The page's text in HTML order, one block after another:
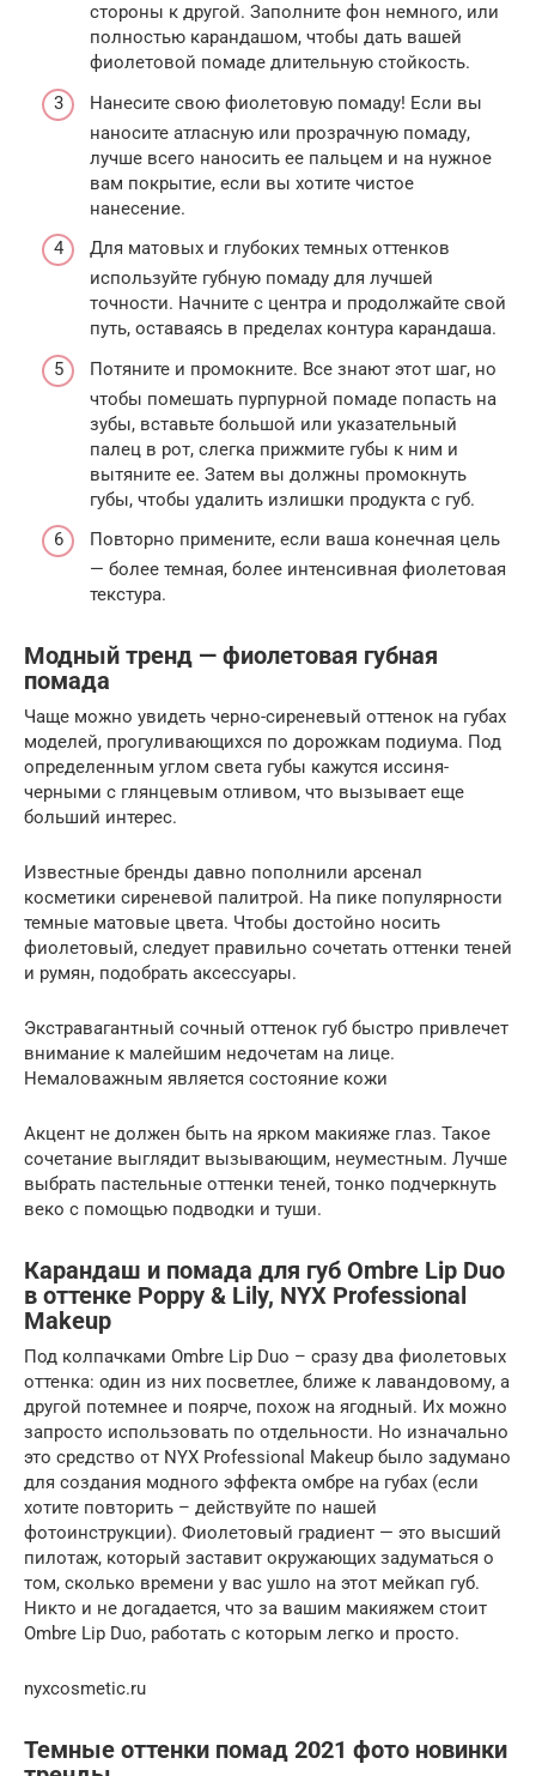
стороны к другой. Заполните фон немного, или
полностью карандашом, чтобы дать вашей
фиолетовой помаде длительную стойкость.
Нанесите свою фиолетовую помаду! Если вы
наносите атласную или прозрачную помаду,
лучше всего наносить ее пальцем и на нужное
вам покрытие, если вы хотите чистое
нанесение.
Для матовых и глубоких темных оттенков
используйте губную помаду для лучшей
точности. Начните с центра и продолжайте свой
путь, оставаясь в пределах контура карандаша.
Потяните и промокните. Все знают этот шаг, но
чтобы помешать пурпурной помаде попасть на
зубы, вставьте большой или указательный
палец в рот, слегка прижмите губы к ним и
вытяните ее. Затем вы должны промокнуть
губы, чтобы удалить излишки продукта с губ.
Повторно примените, если ваша конечная цель
— более темная, более интенсивная фиолетовая
текстура.
Модный тренд — фиолетовая губная
помада
Чаще можно увидеть черно-сиреневый оттенок на губах
моделей, прогуливающихся по дорожкам подиума. Под
определенным углом света губы кажутся иссиня-
черными с глянцевым отливом, что вызывает еще
больший интерес.
Известные бренды давно пополнили арсенал
косметики сиреневой палитрой. На пике популярности
темные матовые цвета. Чтобы достойно носить
фиолетовый, следует правильно сочетать оттенки теней
и румян, подобрать аксессуары.
Экстравагантный сочный оттенок губ быстро привлечет
внимание к малейшим недочетам на лице.
Немаловажным является состояние кожи
Акцент не должен быть на ярком макияже глаз. Такое
сочетание выглядит вызывающим, неуместным. Лучше
выбрать пастельные оттенки теней, тонко подчеркнуть
веко с помощью подводки и туши.
Карандаш и помада для губ Ombre Lip Duo
в оттенке Poppy & Lily, NYX Professional
Makeup
Под колпачками Ombre Lip Duo – сразу два фиолетовых
оттенка: один из них посветлее, ближе к лавандовому, а
другой потемнее и поярче, похож на ягодный. Их можно
запросто использовать по отдельности. Но изначально
это средство от NYX Professional Makeup было задумано
для создания модного эффекта омбре на губах (если
хотите повторить – действуйте по нашей
фотоинструкции). Фиолетовый градиент — это высший
пилотаж, который заставит окружающих задуматься о
том, сколько времени у вас ушло на этот мейкап губ.
Никто и не догадается, что за вашим макияжем стоит
Ombre Lip Duo, работать с которым легко и просто.
nyxcosmetic.ru
Темные оттенки помад 2021 фото новинки